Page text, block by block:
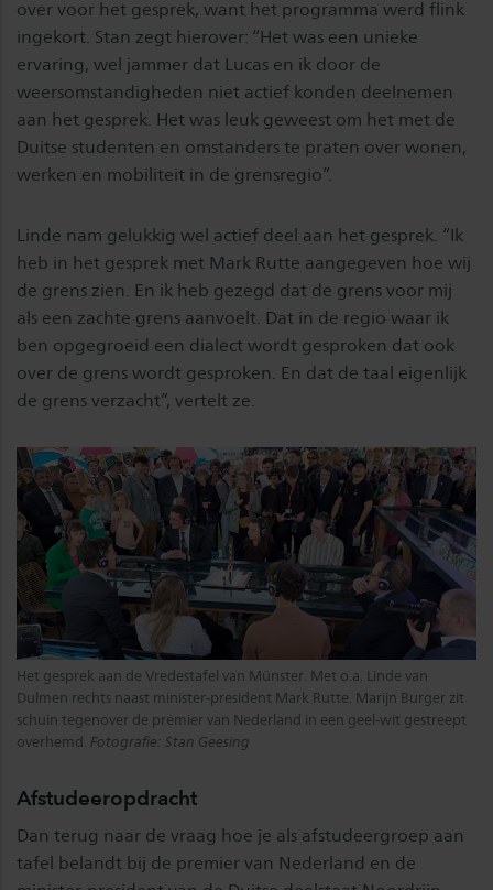
over voor het gesprek, want het programma werd flink
ingekort. Stan zegt hierover: “Het was een unieke
ervaring, wel jammer dat Lucas en ik door de
weersomstandigheden niet actief konden deelnemen
aan het gesprek. Het was leuk geweest om het met de
Duitse studenten en omstanders te praten over wonen,
werken en mobiliteit in de grensregio”.
Linde nam gelukkig wel actief deel aan het gesprek. “Ik
heb in het gesprek met Mark Rutte aangegeven hoe wij
de grens zien. En ik heb gezegd dat de grens voor mij
als een zachte grens aanvoelt. Dat in de regio waar ik
ben opgegroeid een dialect wordt gesproken dat ook
over de grens wordt gesproken. En dat de taal eigenlijk
de grens verzacht”, vertelt ze.
Het gesprek aan de Vredestafel van Münster. Met o.a. Linde van
Dulmen rechts naast minister-president Mark Rutte. Marijn Burger zit
schuin tegenover de premier van Nederland in een geel-wit gestreept
overhemd. Fotografie: Stan Geesing
Afstudeeropdracht
Dan terug naar de vraag hoe je als afstudeergroep aan
tafel belandt bij de premier van Nederland en de